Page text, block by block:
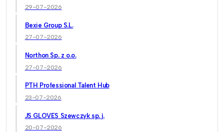
29-07-2026
Bexie Group S.L.
27-07-2026
Northon Sp. z o.o.
27-07-2026
PTH Professional Talent Hub
23-07-2026
JS GLOVES Szewczyk sp. j.
20-07-2026